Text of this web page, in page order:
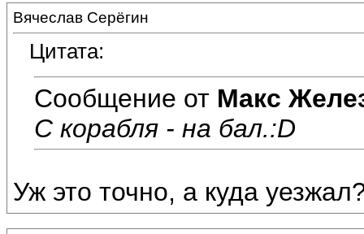
Вячеслав Серёгин
Цитата:
Сообщение от Макс
С корабля - на бал.:D
Уж это точно, а куда